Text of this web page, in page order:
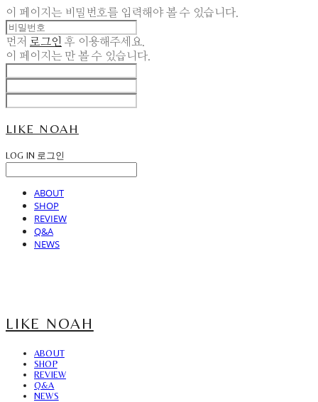
이 페이지는 비밀번호를 입력해야 볼 수 있습니다.
먼저 로그인 후 이용해주세요.
이 페이지는 만 볼 수 있습니다.
LIKE NOAH
LOG IN 로그인
ABOUT
SHOP
REVIEW
Q&A
NEWS
LIKE NOAH
ABOUT
SHOP
REVIEW
Q&A
NEWS